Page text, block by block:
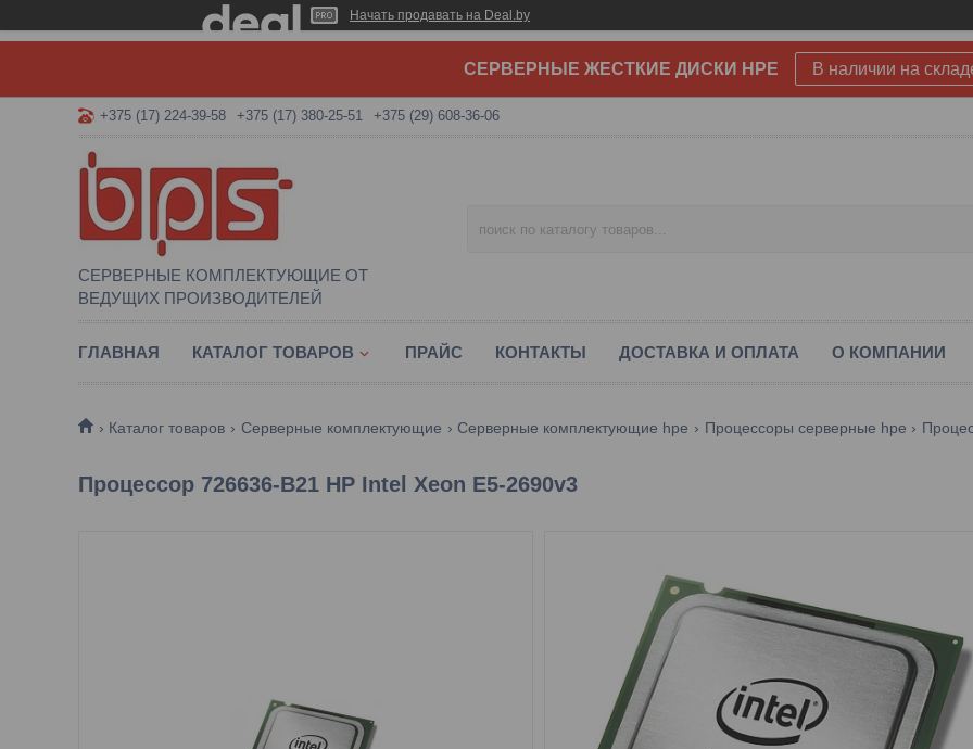
Начать продавать на Deal.by
СЕРВЕРНЫЕ ЖЕСТКИЕ ДИСКИ HPE В наличии на
+375 (17) 224-39-58 +375 (17) 380-25-51 +375 (29) 608-36-06
СЕРВЕРНЫЕ КОМПЛЕКТУЮЩИЕ ОТ
ВЕДУЩИХ ПРОИЗВОДИТЕЛЕЙ
ГЛАВНАЯ КАТАЛОГ ТОВАРОВ ПРАЙС КОНТАКТЫ ДОСТАВКА И ОПЛАТА О КОМПАНИИ
Каталог товаров Серверные комплектующие Серверные комплектующие hpe Процессоры серверные hpe
Процессор 726636-B21 HP Intel Xeon E5-2690v3